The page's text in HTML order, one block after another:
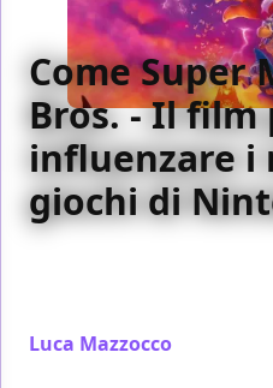
Come Super
Bros. - Il film
influenzare i
giochi di
Luca Mazzocco